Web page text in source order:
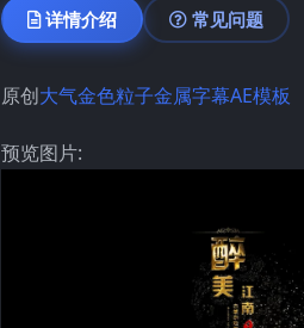
详情介绍 常见问题
原创大气金色粒子金属字幕AE模板
预览图片: